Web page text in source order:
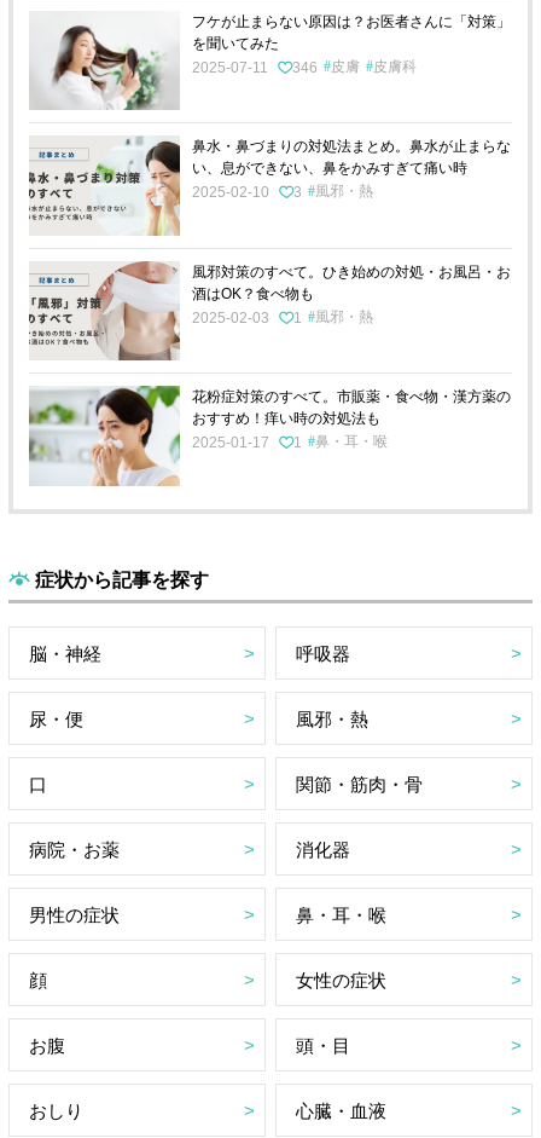
フケが止まらない原因は？お医者さんに「対策」
を聞いてみた
2025-07-11
346 皮膚 皮膚科
鼻水・鼻づまりの対処法まとめ。鼻水が止まらな
い、息ができない、鼻をかみすぎて痛い時
2025-02-10
3 風邪・熱
風邪対策のすべて。ひき始めの対処・お風呂・お
酒はOK？食べ物も
2025-02-03
1 風邪・熱
花粉症対策のすべて。市販薬・食べ物・漢方薬の
おすすめ！痒い時の対処法も
2025-01-17
1 鼻・耳・喉
症状から記事を探す
脳・神経 呼吸器
尿・便 風邪・熱
口 関節・筋肉・骨
病院・お薬 消化器
男性の症状 鼻・耳・喉
顔 女性の症状
お腹 頭・目
おしり 心臓・血液